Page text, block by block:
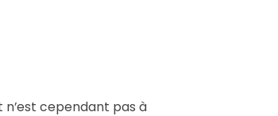
n’est cependant pas à